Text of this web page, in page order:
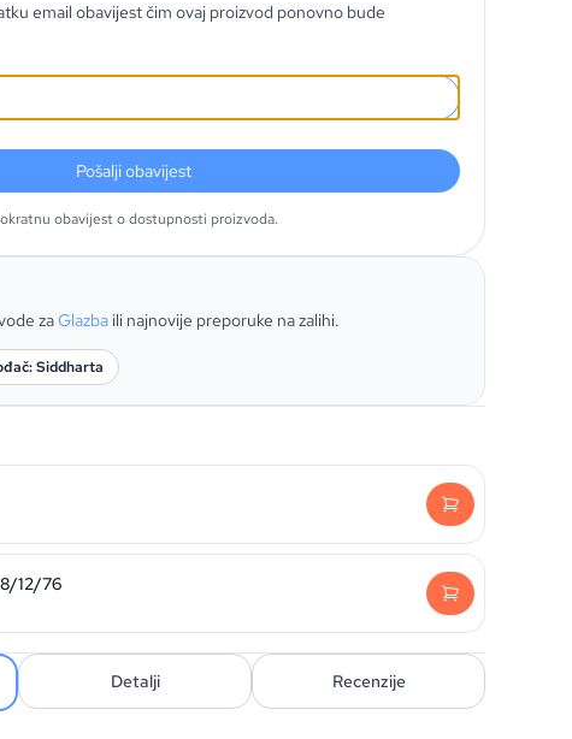
email obavijest čim ovaj proizvod ponovno bude
Pošalji obavijest
obavijest o dostupnosti proizvoda.
zaGlazba ili najnovije preporuke na zalihi.
Siddharta
8/12/76
Detalji Recenzije